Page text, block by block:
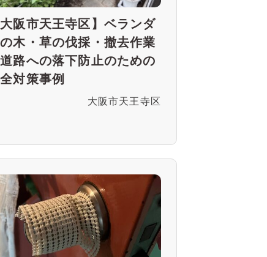
大阪市天王寺区】ベランダ
木・草の伐採・撤去作業
道路への落下防止のための
対策事例
大阪市天王寺区